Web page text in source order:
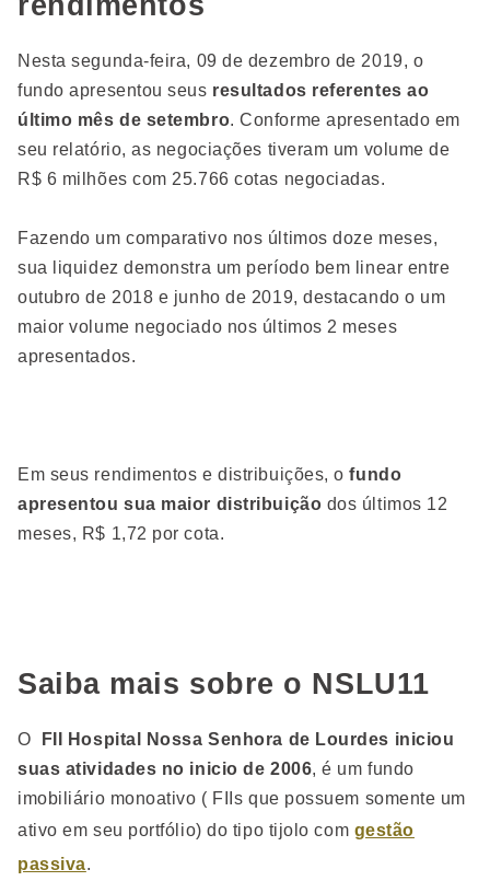
Nesta segunda-feira, 09 de dezembro de 2019, o
fundo apresentou seus resultados referentes ao
último mês de setembro. Conforme apresentado em
seu relatório, as negociações tiveram um volume de
R$ 6 milhões com 25.766 cotas negociadas.
Fazendo um comparativo nos últimos doze meses,
sua liquidez demonstra um período bem linear entre
outubro de 2018 e junho de 2019, destacando o um
maior volume negociado nos últimos 2 meses
apresentados.
Em seus rendimentos e distribuições, o fundo
apresentou sua maior distribuição dos últimos 12
meses, R$ 1,72 por cota.
Saiba mais sobre o NSLU11
O
FII Hospital Nossa Senhora de Lourdes iniciou
suas atividades no inicio de 2006, é um fundo
imobiliário monoativo ( FIIs que possuem somente um
ativo em seu portfólio) do tipo tijolo com gestão
passiva.